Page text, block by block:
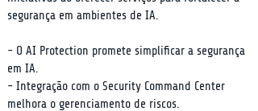
segurança em ambientes de IA.
- O AI Protection promete simplificar a segurança
em IA.
- Integração com o Security Command Center
melhora o gerenciamento de riscos.